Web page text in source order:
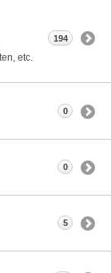
etc.
194
0
0
5